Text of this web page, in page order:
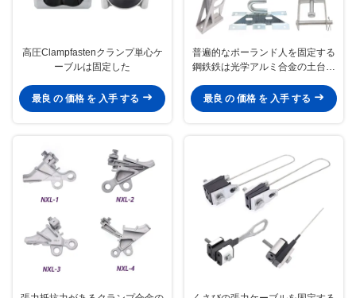
高圧Clampfastenクランプ単心ケ
ーブルは固定した
最良 の 価格 を 入手 する
普遍的なポーランド人を固定する
鋼鉄鉄は光学アルミ合金の土台を
最良 の 価格 を 入手 する